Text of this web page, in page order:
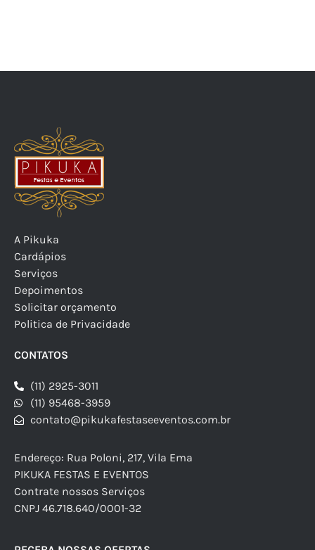
A Pikuka
Cardápios
Serviços
Depoimentos
Solicitar orçamento
Politica de Privacidade
CONTATOS
(11) 2925-3011
(11) 95468-3959
contato@pikukafestaseeventos.com.br
Endereço: Rua Poloni, 217, Vila Ema
PIKUKA FESTAS E EVENTOS
Contrate nossos Serviços
CNPJ 46.718.640/0001-32